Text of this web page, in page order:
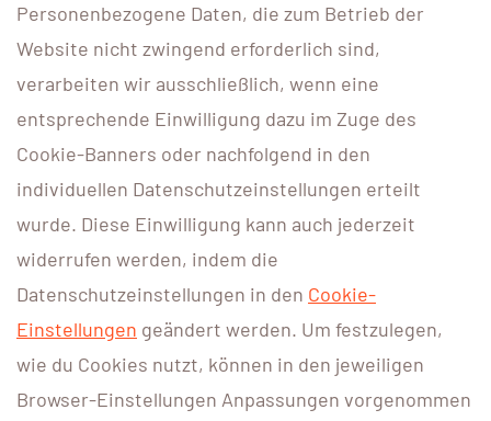
Personenbezogene Daten, die zum Betrieb der
Website nicht zwingend erforderlich sind,
verarbeiten wir ausschließlich, wenn eine
entsprechende Einwilligung dazu im Zuge des
Cookie-Banners oder nachfolgend in den
individuellen Datenschutzeinstellungen erteilt
wurde. Diese Einwilligung kann auch jederzeit
widerrufen werden, indem die
Datenschutzeinstellungen in den Cookie-
Einstellungen geändert werden. Um festzulegen,
wie du Cookies nutzt, können in den jeweiligen
Browser-Einstellungen Anpassungen vorgenommen